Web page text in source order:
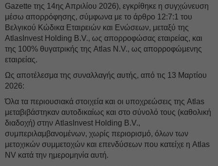
Gazette της 14ης Απριλίου 2026), εγκρίθηκε η συγχώνευση
μέσω απορρόφησης, σύμφωνα με το άρθρο 12:7:1 του
Βελγικού Κώδικα Εταιρειών και Ενώσεων, μεταξύ της
AtlasInvest Holding B.V., ως απορροφώσας εταιρείας, και
της 100% θυγατρικής της Atlas N.V., ως απορροφώμενης
εταιρείας.
Ως αποτέλεσμα της συναλλαγής αυτής, από τις 13 Μαρτίου
2026:
Όλα τα περιουσιακά στοιχεία και οι υποχρεώσεις της Atlas
μεταβιβάστηκαν αυτοδικαίως και στο σύνολό τους (καθολική
διαδοχή) στην AtlasInvest Holding B.V.,
συμπεριλαμβανομένων, χωρίς περιορισμό, όλων των
μετοχικών συμμετοχών και επενδύσεων που κατείχε η Atlas
NV κατά την ημερομηνία αυτή.